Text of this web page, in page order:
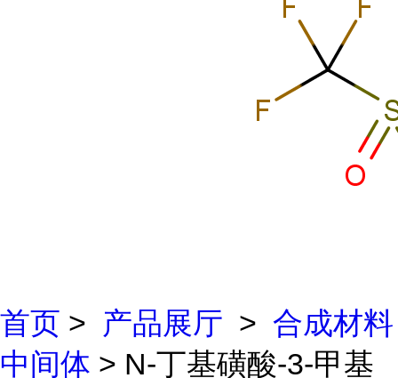
首页 > 产品展厅 > 合成材料
中间体 > N-丁基磺酸-3-甲基